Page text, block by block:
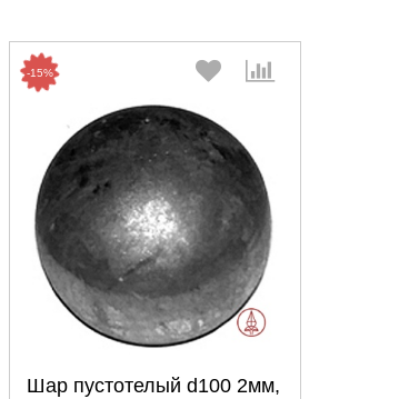
Шар пустотелый d100 2мм,
-15%
Выберите количество: